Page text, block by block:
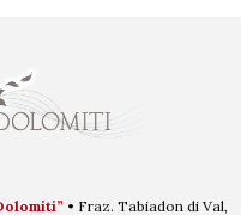
• Fraz. Tabiadon di Val,